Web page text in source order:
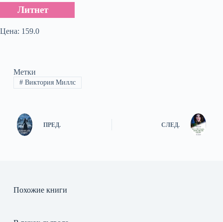
Литнет
Цена: 159.0
Метки
#Виктория Миллс
ПРЕД. СЛЕД.
Похожие книги